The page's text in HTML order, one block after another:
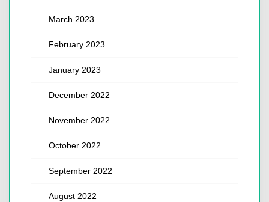
March 2023
February 2023
January 2023
December 2022
November 2022
October 2022
September 2022
August 2022